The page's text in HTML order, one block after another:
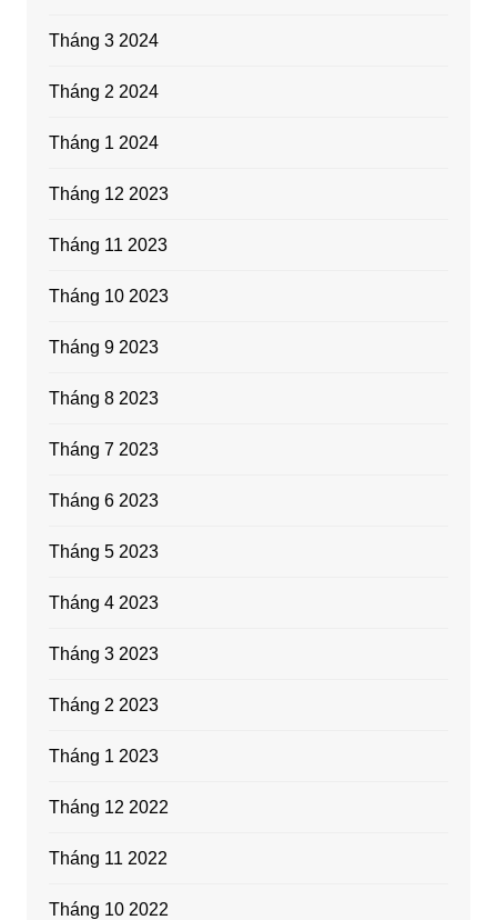
Tháng 3 2024
Tháng 2 2024
Tháng 1 2024
Tháng 12 2023
Tháng 11 2023
Tháng 10 2023
Tháng 9 2023
Tháng 8 2023
Tháng 7 2023
Tháng 6 2023
Tháng 5 2023
Tháng 4 2023
Tháng 3 2023
Tháng 2 2023
Tháng 1 2023
Tháng 12 2022
Tháng 11 2022
Tháng 10 2022